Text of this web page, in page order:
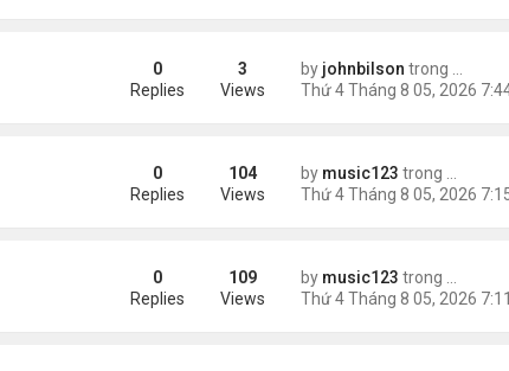
– Exclusive Streetwear Meets Marvel Style
by johnbilson trong
0
Replies
3
Views
by music123 trong
0
Replies
104
Views
đồng/tháng by music123 trong
0
Replies
109
Views